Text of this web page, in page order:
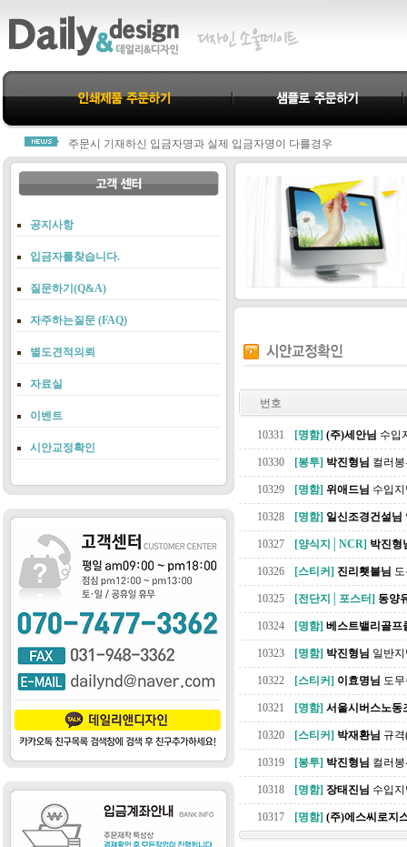
모든 제작물은 결제완료 후 진행됩니다.
주문시 기재하신 입금자명과 실제 입금자명이 다를경우
당사 고객센터 1800-3312로 연락주셔야 누락되지 않습니다.
항상 친절과 신뢰로 고객님께 다가가는 데일리&디자인이 되겠습니다.
데일리&디자인을 찾아주신 모든분께 진심으로 감사드립니다.
주문시 기재하신 입금자명과 실제 입금자명이 다를경우
당사 고객센터 1800-3312로 연락주셔야 누락되지 않습니다.
항상 친절과 신뢰로 고객님께 다가가는 데일리&디자인이 되겠습니다.
공지사항
입금자를찾습니다.
질문하기(Q&A)
자주하는질문 (FAQ)
별도견적의뢰
자료실
이벤트
시안교정확인
번호
10331 [명함] (주)세안님 수입
10330 [봉투] 박진형님 컬러
10329 [명함] 위애드님 수입
10328 [명함] 일신조경건설님
10327 [양식지│NCR] 박진형
10326 [스티커] 진리횃불님
10325 [전단지│포스터] 동양
10324 [명함] 베스트밸리골프
10323 [명함] 박진형님 일반
10322 [스티커] 이효명님 도
10321 [명함] 서울시버스노동
10320 [스티커] 박재환님 규
10319 [봉투] 박진형님 컬러
10318 [명함] 장태진님 수입
10317 [명함] (주)에스씨로지